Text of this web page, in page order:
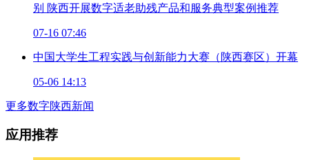
别 陕西开展数字适老助残产品和服务典型案例推荐
07-16 07:46
中国大学生工程实践与创新能力大赛（陕西赛区）开幕
05-06 14:13
更多数字陕西新闻
应用推荐